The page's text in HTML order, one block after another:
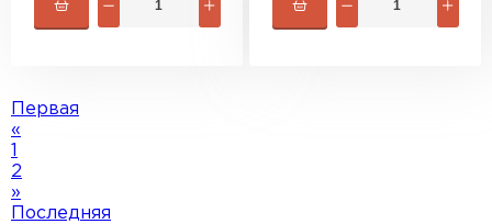
Первая
«
2
»
Последняя